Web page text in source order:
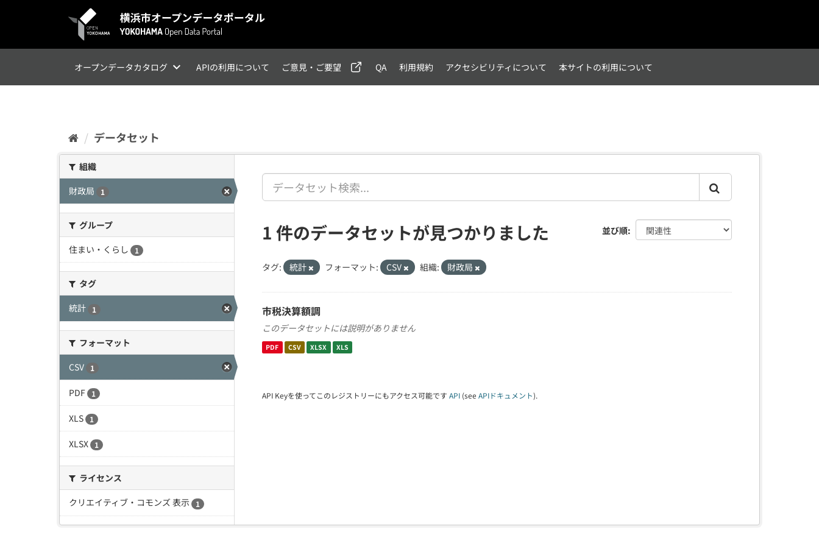
オープンデータカタログ APIの利用について ご意見・ご要望 QA 利用規約 アクセシビリティについて 本サイトの利用について
データセット
組織
財政局
1
グループ
住まい・くらし
1
タグ
統計
1
フォーマット
CSV
1
PDF 1
XLS 1
XLSX 1
ライセンス
クリエイティブ・コモンズ 表示
1
並び順
1 件のデータセットが見つかりました
タグ: 統計 フォーマット: CSV 組織: 財政局
市税決算額調
このデータセットには説明がありません
PDF CSV XLSX XLS
API Keyを使ってこのレジストリーにもアクセス可能です API (see APIドキュメント).